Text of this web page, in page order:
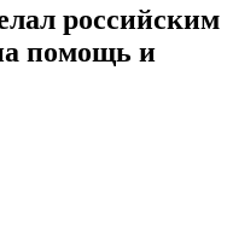
российским
помощь и